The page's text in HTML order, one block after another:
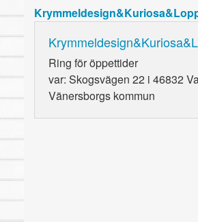
Ring för öppettider
var: Skogsvägen 22 i 46832
Vänersborgs kommun